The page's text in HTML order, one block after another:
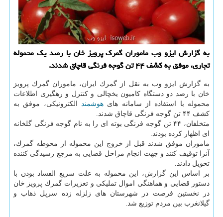
به گزارش ایزو وب ماموران گمرك پرویز خان با رصد یك محموله
تجاری، موفق به كشف ۴۴ تن گوجه فرنگی قاچاق شدند.
به گزارش ایزو وب به نقل از گمرك ایران، ماموران گمرك پرویز
خان با رصد دو دستگاه كامیون یخچالی و كنترل و رهگیری اطلاعات
محموله با استفاده از سامانه های هوشمند الكترونیكی، موفق به
كشف ۴۴ تن گوجه فرنگی قاچاق شدند.
متخلفان، ۴۴ تن گوجه فرنگی بوته ای را به نام گوجه فرنگی گلخانه
ای اظهار كرده بودند.
ماموران موفق شدند قبل از خروج این محموله از محوطه گمرك،
آنرا توقیف كنند و جهت انجام مراحل قضایی به مرجع رسیدگی كننده
تحویل دادند.
بر اساس این گزارش، این محموله به علت سریع الفساد بودن با
دستور قضایی و هماهنگی اموال تملیكی و تعزیرات گمرك پرویز خان
در نخستین فرصت در شهرستان های زلزله زده سرپل ذهاب و
گیلانغرب بین مردم توزیع شد.